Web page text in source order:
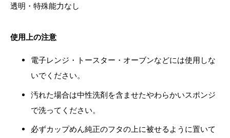
透明・特殊能力なし
使用上の注意
電子レンジ・トースター・オーブンなどには使用しな
いでください。
汚れた場合は中性洗剤を含ませたやわらかいスポンジ
で洗ってください。
必ずカップめん純正のフタの上に被せるように置いて